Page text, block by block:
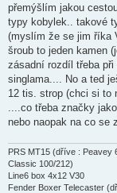
přemýšlím jakou
typy kobylek.. takové
(myslím že se jim říka
šroub to jeden kamen
zásadní rozdíl třeba
singlama.... No a ted
12 tis. strop (chci si to
....co třeba značky
nebo naopak na co se
PRS MT15 (dříve : Peavey
Classic 100/212)
Line6 box 4x12 V30
Fender Boxer Telecaster